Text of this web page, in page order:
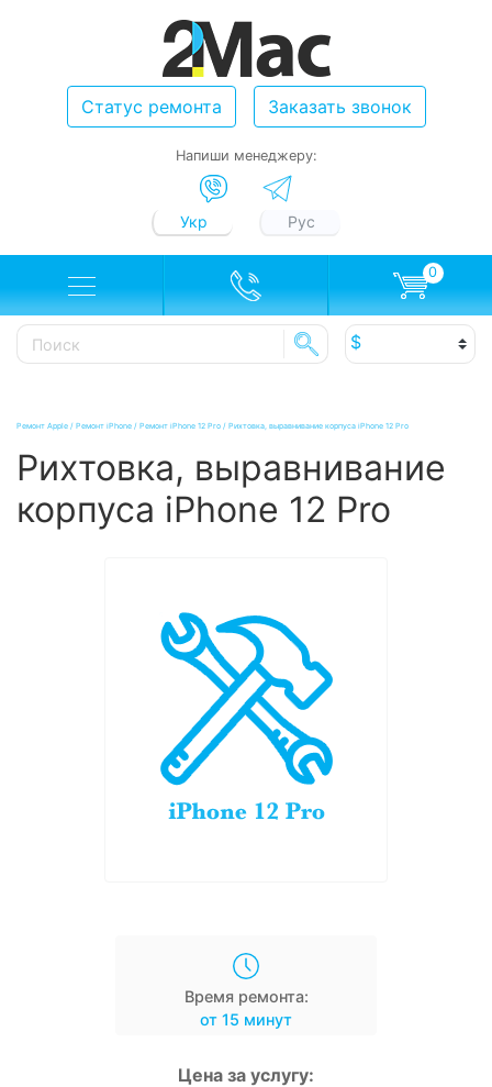
Статус ремонта Заказать звонок
Напиши менеджеру:
Укр Рус
0
Ремонт Apple / Ремонт iPhone / Ремонт iPhone 12 Pro / Рихтовка, выравнивание корпуса iPhone 12 Pro
Рихтовка, выравнивание
корпуса iPhone 12 Pro
Время ремонта:
от 15 минут
Цена за услугу: